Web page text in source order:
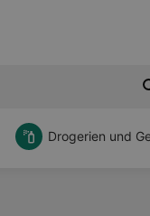
Drogerien und